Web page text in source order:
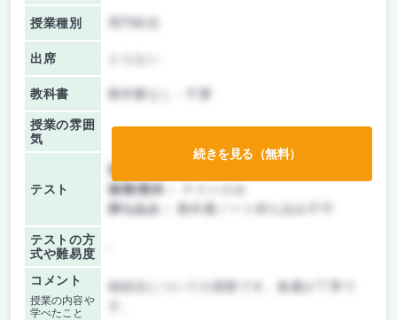
授業種別
出席
教科書 教科書なし・不要
授業の雰囲
気
テスト
前期/中間：
後期/期末：
持ち込み：
教科書ノート持ち込み不可
テストの方
式や難易度
コメント
授業の内容や
学べたこと
相続法についての授業です。板書が丁寧で
続きを見る（無料）